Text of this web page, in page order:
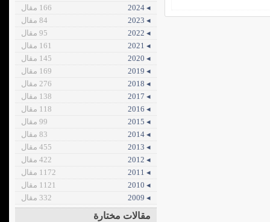
◂ 2024
166 مقال
◂ 2023
84 مقال
◂ 2022
95 مقال
◂ 2021
161 مقال
◂ 2020
145 مقال
◂ 2019
169 مقال
◂ 2018
276 مقال
◂ 2017
138 مقال
◂ 2016
118 مقال
◂ 2015
99 مقال
◂ 2014
83 مقال
◂ 2013
455 مقال
◂ 2012
422 مقال
◂ 2011
1172 مقال
◂ 2010
1121 مقال
◂ 2009
332 مقال
مقالات مختارة